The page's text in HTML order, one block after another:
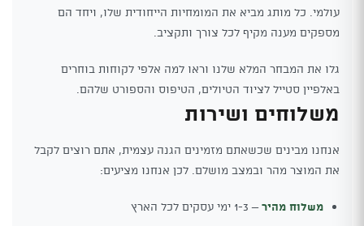
עולמי. כל מותג מביא את המומחיות הייחודית שלו, ויחד הם
מספקים מענה מקיף לכל צורך ותקציב.
גלו את המבחר המלא שלנו וראו למה אלפי לקוחות בוחרים
באלפיין סטייל לציוד הטיולים, הטיפוס והספורט שלהם.
משלוחים ושירות
אנחנו מבינים שכשאתם מזמינים הגנה עצמית, אתם רוצים לקבל
את המוצר מהר ובמצב מושלם. לכן אנחנו מציעים:
משלוח מהיר– 1-3 ימי עסקים לכל הארץ